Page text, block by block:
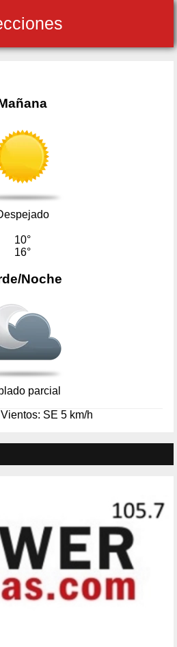
10°
16°
Noche
parcial
Vientos: SE 5 km/h